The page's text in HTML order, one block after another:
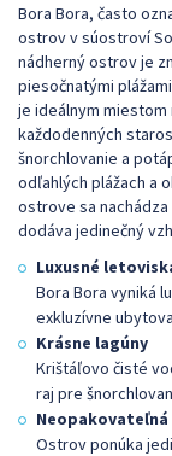
Bora Bora, často
ostrov v súostroví
nádherný ostrov je
piesočnatými
je ideálnym
každodenných
šnorchlovanie a
odľahlých plážach a
ostrove sa
dodáva jedinečný
Luxusné
Bora Bora vyniká
exkluzívne
Krásne lagúny
Krištáľovo čisté
raj pre
Ostrov ponúka